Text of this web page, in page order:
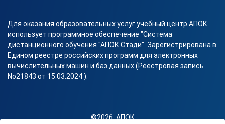
Для оказания образовательных услуг учебный центр АПОК
использует программное обеспечение "Система
дистанционного обучения "АПОК Стади". Зарегистрирована в
Едином реестре российских программ для электронных
вычислительных машин и баз данных (Реестровая запись
No21843 от 15.03.2024 ).
©2026, АПОК